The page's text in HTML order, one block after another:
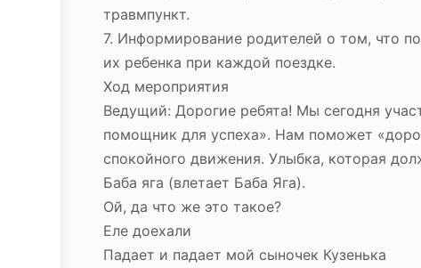
травмпункт.
7. Информирование родителей о том, что
их ребенка при каждой поездке.
Ход мероприятия
Ведущий: Дорогие ребята! Мы сегодня
помощник для успеха». Нам поможет
спокойного движения. Улыбка, которая
Баба яга (влетает Баба Яга).
Ой, да что же это такое?
Еле доехали
Падает и падает мой сыночек Кузенька